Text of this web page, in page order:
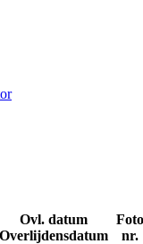
Ovl. datum
Overlijdensdatum
Foto
nr.